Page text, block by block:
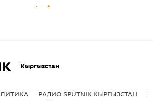
Кыргызстан
РАДИО SPUTNIK КЫРГЫЗСТАН